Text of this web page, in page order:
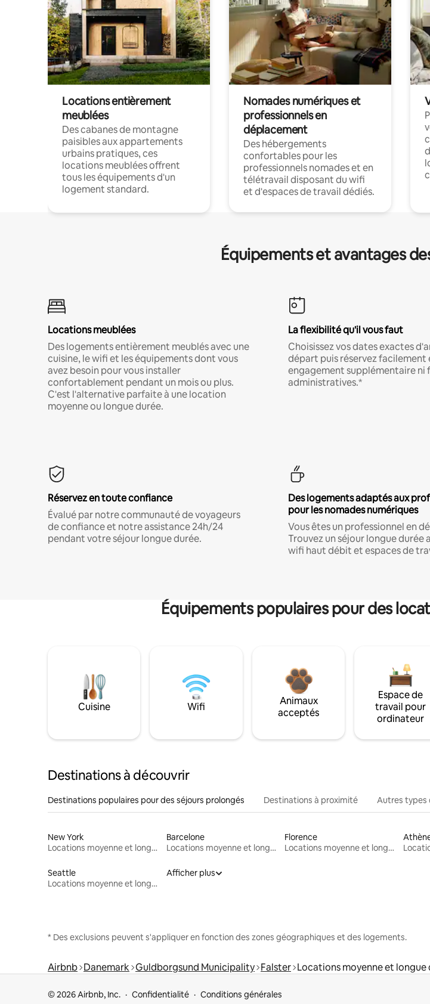
Locations entièrement
meublées
Des cabanes de montagne
paisibles aux appartements
urbains pratiques, ces
locations meublées offrent
tous les équipements d'un
logement standard.
Nomades numériques et
professionnels en
déplacement
Des hébergements
confortables pour les
professionnels nomades et en
télétravail disposant du wifi
et d'espaces de travail dédiés.
Équipements et avantages
Locations meublées
Des logements entièrement meublés avec une
cuisine, le wifi et les équipements dont vous
avez besoin pour vous installer
confortablement pendant un mois ou plus.
C'est l'alternative parfaite à une location
moyenne ou longue durée.
La flexibilité qu'il vous faut
Choisissez vos dates exactes
départ puis réservez facilement
engagement supplémentaire ni
administratives.*
Réservez en toute confiance
Évalué par notre communauté de voyageurs
de confiance et notre assistance 24h/24
pendant votre séjour longue durée.
Des logements adaptés aux
pour les nomades numériques
Vous êtes un professionnel en
Trouvez un séjour longue durée
wifi haut débit et espaces de
Équipements populaires pour des
Cuisine Wifi
Animaux
acceptés
Espace de
travail pour
ordinateur
Destinations à découvrir
Destinations populaires pour des séjours prolongés Destinations à proximité Autres types
New York
Locations moyenne et longue durée
Barcelone
Locations moyenne et longue durée
Florence
Locations moyenne et longue durée
Seattle
Locations moyenne et longue durée
Afficher plus
* Des exclusions peuvent s'appliquer en fonction des zones géographiques et des logements.
Airbnb Danemark Guldborgsund Municipality Falster Locations moyenne et longue
© 2026 Airbnb, Inc. Confidentialité Conditions générales